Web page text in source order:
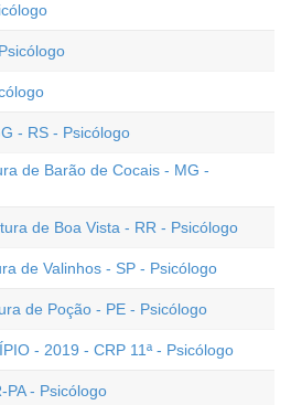
- RS - Psicólogo
de Barão de Cocais - MG -
de Boa Vista - RR - Psicólogo
de Valinhos - SP - Psicólogo
de Poção - PE - Psicólogo
- 2019 - CRP 11ª - Psicólogo
PA - Psicólogo